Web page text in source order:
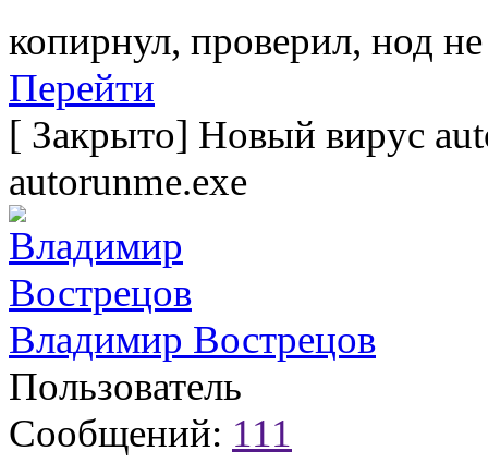
копирнул, проверил, нод
Перейти
[ Закрыто] Новый вирус
autorunme.exe
Владимир Вострецов
Пользователь
Сообщений: 111